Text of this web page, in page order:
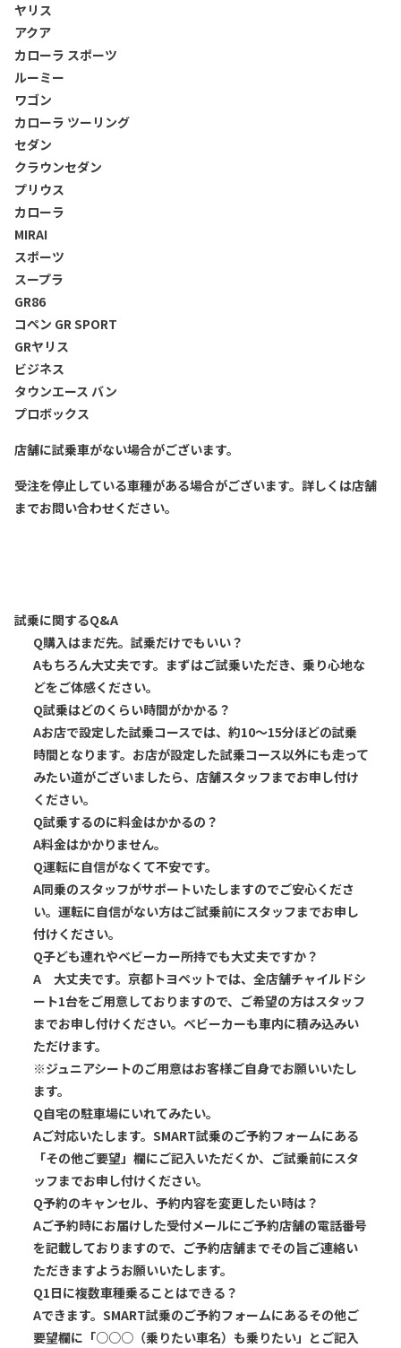
ヤリス
アクア
カローラ スポーツ
ルーミー
ワゴン
カローラ ツーリング
セダン
クラウンセダン
プリウス
カローラ
MIRAI
スポーツ
スープラ
GR86
コペン GR SPORT
GRヤリス
ビジネス
タウンエース バン
プロボックス
店舗に試乗車がない場合がございます。
受注を停止している車種がある場合がございます。詳しくは店舗
までお問い合わせください。
試乗に関するQ&A
Q購入はまだ先。試乗だけでもいい？
Aもちろん大丈夫です。まずはご試乗いただき、乗り心地な
どをご体感ください。
Q試乗はどのくらい時間がかかる？
Aお店で設定した試乗コースでは、約10～15分ほどの試乗
時間となります。お店が設定した試乗コース以外にも走って
みたい道がございましたら、店舗スタッフまでお申し付け
ください。
Q試乗するのに料金はかかるの？
A料金はかかりません。
Q運転に自信がなくて不安です。
A同乗のスタッフがサポートいたしますのでご安心くださ
い。運転に自信がない方はご試乗前にスタッフまでお申し
付けください。
Q子ども連れやベビーカー所持でも大丈夫ですか？
A大丈夫です。京都トヨペットでは、全店舗チャイルドシ
ート1台をご用意しておりますので、ご希望の方はスタッフ
までお申し付けください。ベビーカーも車内に積み込みい
ただけます。
※ジュニアシートのご用意はお客様ご自身でお願いいたし
ます。
Q自宅の駐車場にいれてみたい。
Aご対応いたします。SMART試乗のご予約フォームにある
「その他ご要望」欄にご記入いただくか、ご試乗前にスタ
ッフまでお申し付けください。
Q予約のキャンセル、予約内容を変更したい時は？
Aご予約時にお届けした受付メールにご予約店舗の電話番号
を記載しておりますので、ご予約店舗までその旨ご連絡い
ただきますようお願いいたします。
Q1日に複数車種乗ることはできる？
Aできます。SMART試乗のご予約フォームにあるその他ご
要望欄に「○○○（乗りたい車名）も乗りたい」とご記入